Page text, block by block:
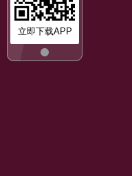
立即下载APP